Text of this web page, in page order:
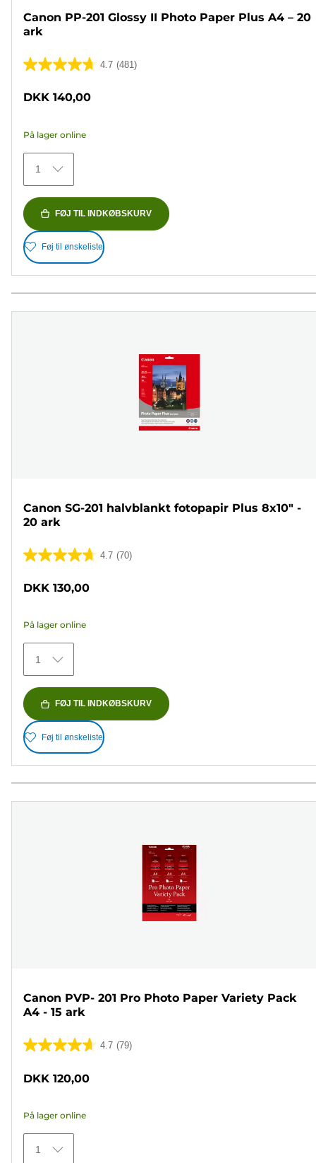
Canon PP-201 Glossy II Photo Paper Plus A4 – 20
ark
4.7 (481)
4.7
stjerner.
481
anmeldelser
DKK 140,00
På lager online
1
FØJ TIL INDKØBSKURV
Føj til ønskeliste
Canon SG-201 halvblankt fotopapir Plus 8x10" -
20 ark
4.7 (70)
4.7
stjerner.
70
anmeldelser
DKK 130,00
På lager online
1
FØJ TIL INDKØBSKURV
Føj til ønskeliste
Canon PVP- 201 Pro Photo Paper Variety Pack
A4 - 15 ark
4.7 (79)
4.7
af
stjerner.
79
anmeldelser
DKK 120,00
På lager online
1